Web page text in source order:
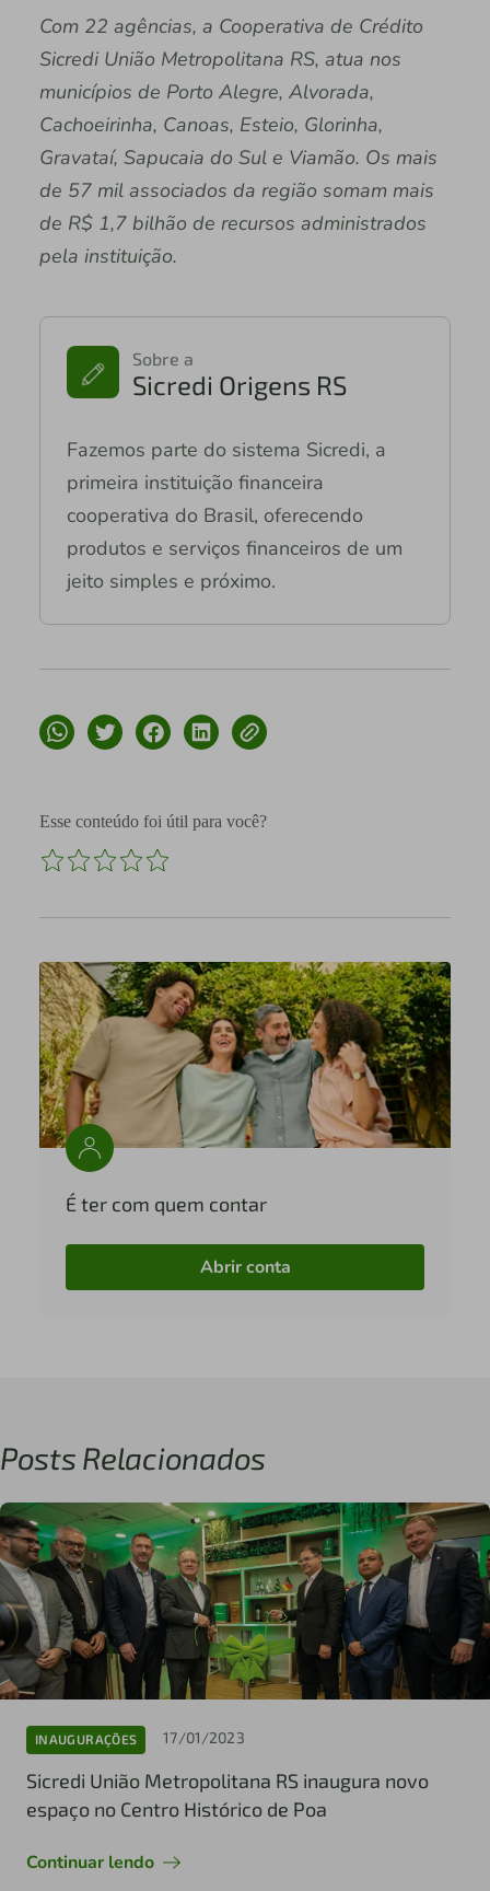
Com 22 agências, a Cooperativa de Crédito
Sicredi União Metropolitana RS, atua nos
municípios de Porto Alegre, Alvorada,
Cachoeirinha, Canoas, Esteio, Glorinha,
Gravataí, Sapucaia do Sul e Viamão. Os mais
de 57 mil associados da região somam mais
de R$ 1,7 bilhão de recursos administrados
pela instituição.
Sobre a
Sicredi Origens RS
Fazemos parte do sistema Sicredi, a
primeira instituição financeira
cooperativa do Brasil, oferecendo
produtos e serviços financeiros de um
jeito simples e próximo.
Esse conteúdo foi útil para você?
É ter com quem contar
Abrir conta
Posts Relacionados
INAUGURAÇÕES 17/01/2023
Sicredi União Metropolitana RS inaugura novo
espaço no Centro Histórico de Poa
Continuar lendo